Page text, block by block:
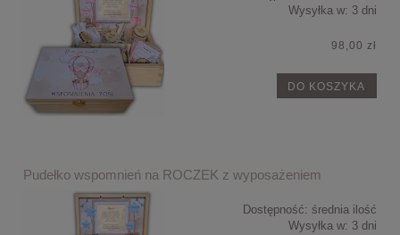
Wysyłka w: 3 dni
98,00 zł
DO KOSZYKA
Pudełko wspomnień na ROCZEK z wyposażeniem
Dostępność: średnia ilość
Wysyłka w: 3 dni